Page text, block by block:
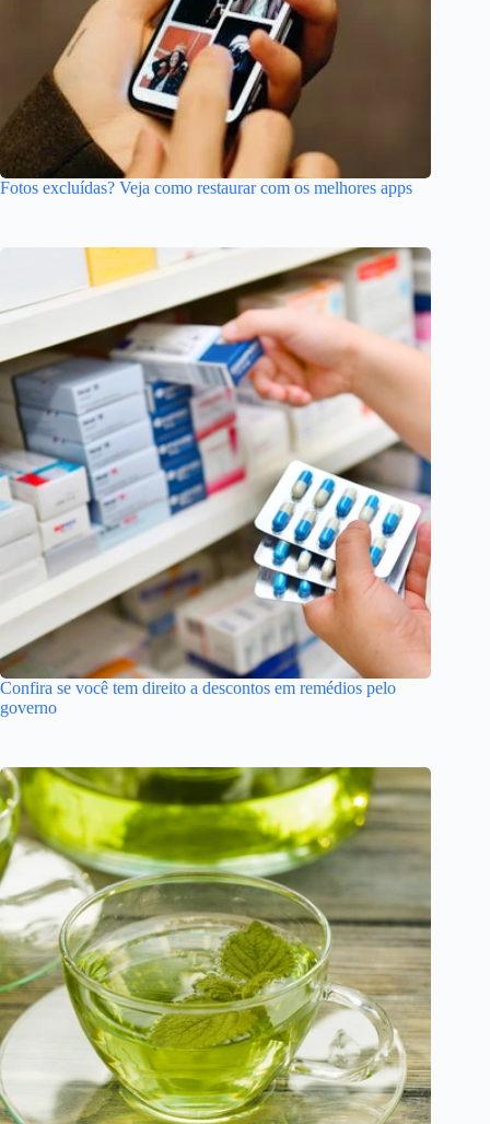
Fotos excluídas? Veja como restaurar com os melhores apps
Confira se você tem direito a descontos em remédios pelo
governo